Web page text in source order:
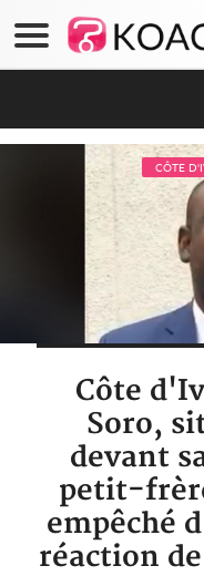
CÔTE
Côte
Soro,
devant
petit-
empêché
réaction